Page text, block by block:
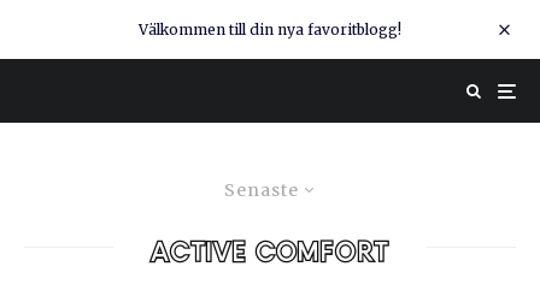
Välkommen till din nya favoritblogg!
Senaste
active comfort